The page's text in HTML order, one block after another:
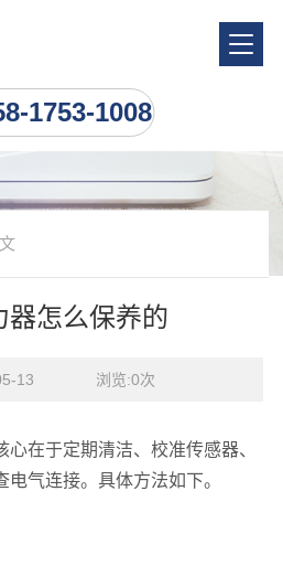
1753-1008
器怎么保养的
05-13    浏览:0次
心在于定期清洁、校准传感器、
气连接。具体方法如下。